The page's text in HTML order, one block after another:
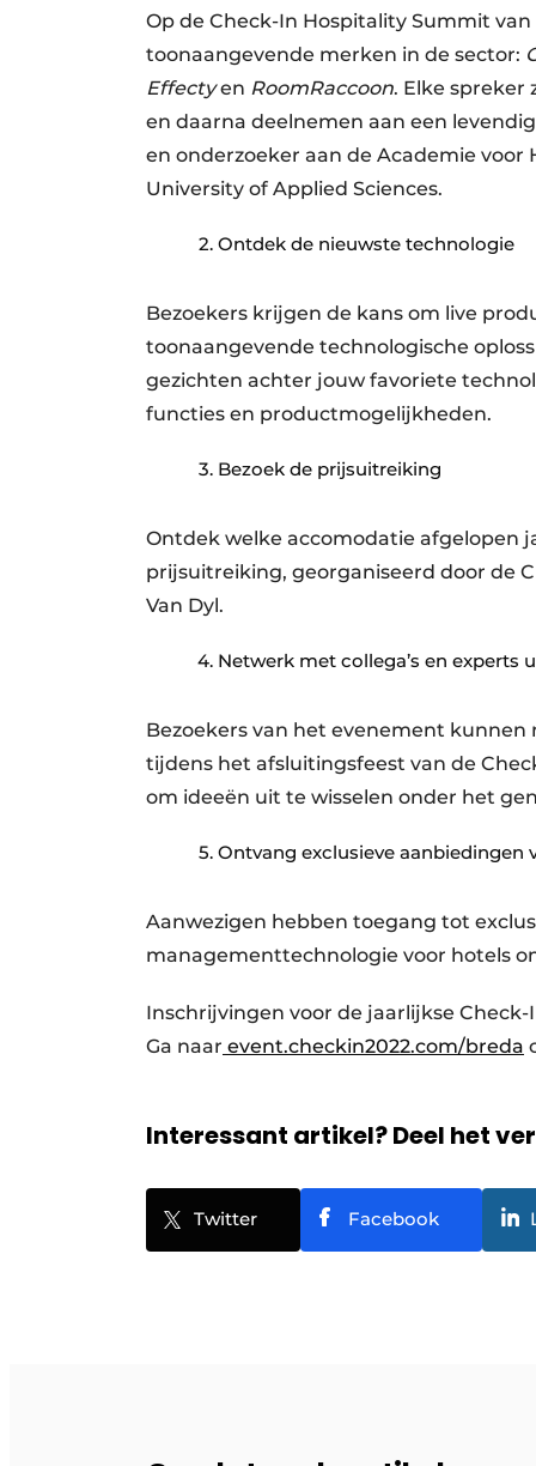
Op de Check-In Hospitality Summit
toonaangevende merken in de sector:
Effectyen RoomRaccoon. Elke spreker
en daarna deelnemen aan een
en onderzoeker aan de Academie
University of Applied Sciences.
Ontdek de nieuwste technologie
Bezoekers krijgen de kans om live
toonaangevende technologische
gezichten achter jouw favoriete
functies en productmogelijkheden.
Bezoek de prijsuitreiking
Ontdek welke accomodatie afgelopen
prijsuitreiking, georganiseerd door de
Van Dyl.
Netwerk met collega’s en experts
Bezoekers van het evenement
tijdens het afsluitingsfeest van de
om ideeën uit te wisselen onder het
Ontvang exclusieve
Aanwezigen hebben toegang tot
managementtechnologie voor hotels
Inschrijvingen voor de jaarlijkse
Ga naar event.checkin2022.com/breda
Interessant artikel? Deel het
Twitter Facebook